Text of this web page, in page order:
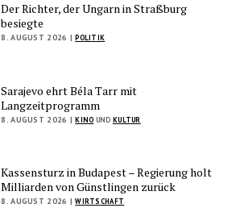
Der Richter, der Ungarn in Straßburg
besiegte
8. AUGUST 2026 | POLITIK
Sarajevo ehrt Béla Tarr mit
Langzeitprogramm
8. AUGUST 2026 | KINO UND KULTUR
Kassensturz in Budapest – Regierung holt
Milliarden von Günstlingen zurück
8. AUGUST 2026 | WIRTSCHAFT